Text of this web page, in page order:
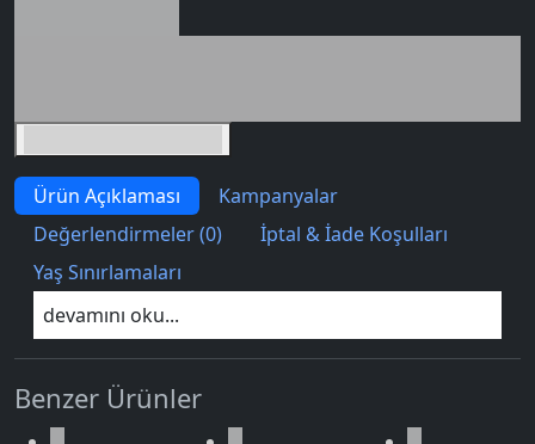
Ürün Açıklaması
Kampanyalar
Değerlendirmeler (0)
İptal & İade Koşulları
Yaş Sınırlamaları
devamını oku...
Benzer Ürünler